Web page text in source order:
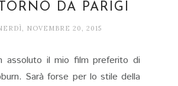
DA PARIGI
NOVEMBRE 20, 2015
assoluto il mio film preferito di
Sarà forse per lo stile della